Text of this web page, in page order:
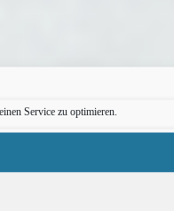
Service zu optimieren.